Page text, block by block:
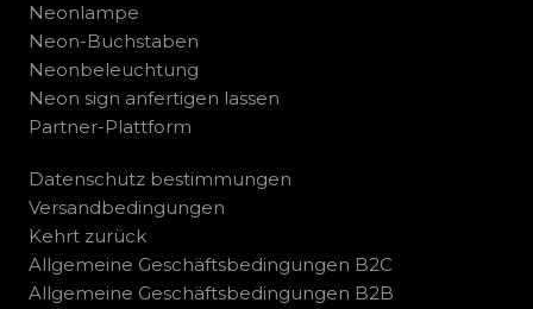
Neonlampe
Neon-Buchstaben
Neonbeleuchtung
Neon sign anfertigen lassen
Partner-Plattform
Datenschutz bestimmungen
Versandbedingungen
Kehrt zurück
Allgemeine Geschäftsbedingungen B2C
Allgemeine Geschäftsbedingungen B2B